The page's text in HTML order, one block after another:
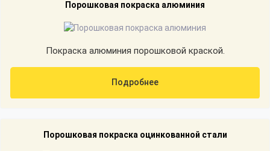
Порошковая покраска алюминия
Покраска алюминия порошковой краской.
Подробнее
Порошковая покраска оцинкованной стали